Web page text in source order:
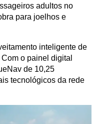
adultos no
para joelhos e
inteligente de
o painel digital
de 10,25